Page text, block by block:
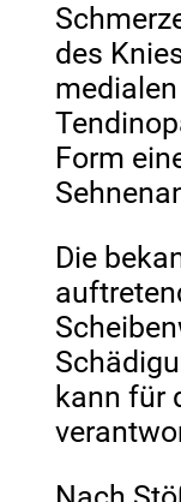
des
Form
Die
kann für